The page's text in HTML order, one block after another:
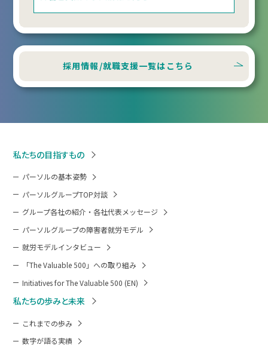
採用情報/就職支援一覧はこちら
私たちの目指すもの
パーソルの基本姿勢
パーソルグループTOP対談
グループ各社の紹介・各社代表メッセージ
パーソルグループの障害者就労モデル
就労モデルインタビュー
「The Valuable 500」への取り組み
Initiatives for The Valuable 500 (EN)
私たちの歩みと未来
これまでの歩み
数字が語る実績